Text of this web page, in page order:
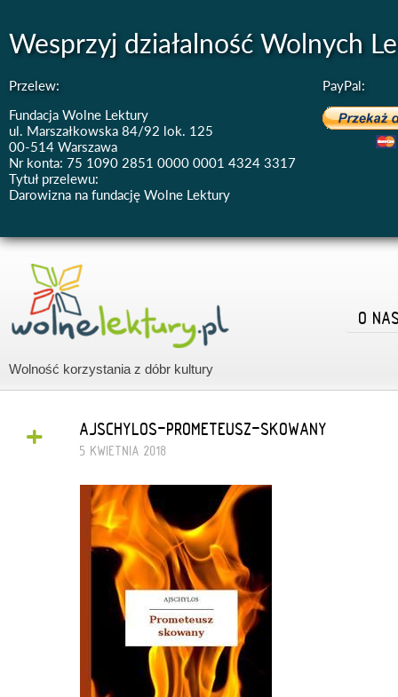
Wesprzyj działalność Wolnych
Przelew:
Fundacja Wolne Lektury
ul. Marszałkowska 84/92 lok. 125
00-514 Warszawa
Nr konta: 75 1090 2851 0000 0001 4324 3317
Tytuł przelewu:
Darowizna na fundację Wolne Lektury
PayPal:
Wolność korzystania z dóbr kultury
O
+ AJSCHYLOS-PROMETEUSZ-SKOWANY
5 KWIETNIA 2018